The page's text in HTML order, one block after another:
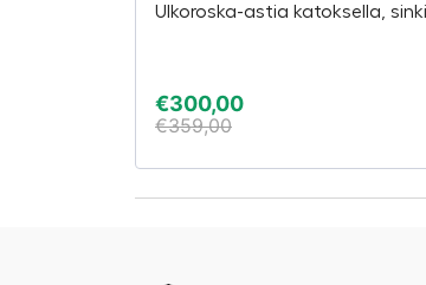
Ulkoroska-astia katoksella,
€300,00
€359,00